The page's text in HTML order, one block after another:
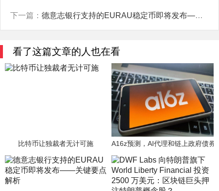
下一篇： 德意志银行支持的EURAU稳定币即将发布——关键要点解析
看了这篇文章的人也在看
比特币让独裁者无计可施 A16z预测，AI代理和链上政府债